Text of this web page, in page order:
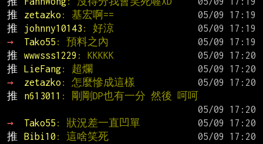
推
zetazko : 基宏啊==
推
johnny10143 : 好涼
→
Tako55 : 預料之內
推
wwwsss1229 : KKKKK
推
LieFang: 超爛
→
zetazko : 怎麼慘成這樣
推
n613011 : 剛剛DP也有一分 然後 呵呵
→
Tako55 : 狀況差一直凹單
推
Bibi10 : 這啥笑死